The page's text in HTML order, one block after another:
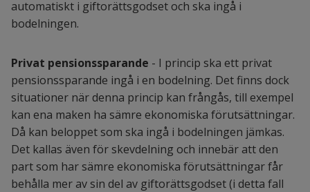
automatiskt i giftorättsgodset och ska ingå i
bodelningen.
Privat pensionssparande - I princip ska ett privat
pensionssparande ingå i en bodelning. Det finns dock
situationer när denna princip kan frångås, till exempel
kan ena maken ha sämre ekonomiska förutsättningar.
Då kan beloppet som ska ingå i bodelningen jämkas.
Det kallas även för skevdelning och innebär att den
part som har sämre ekonomiska förutsättningar får
behålla mer av sin del av giftorättsgodset (i detta fall